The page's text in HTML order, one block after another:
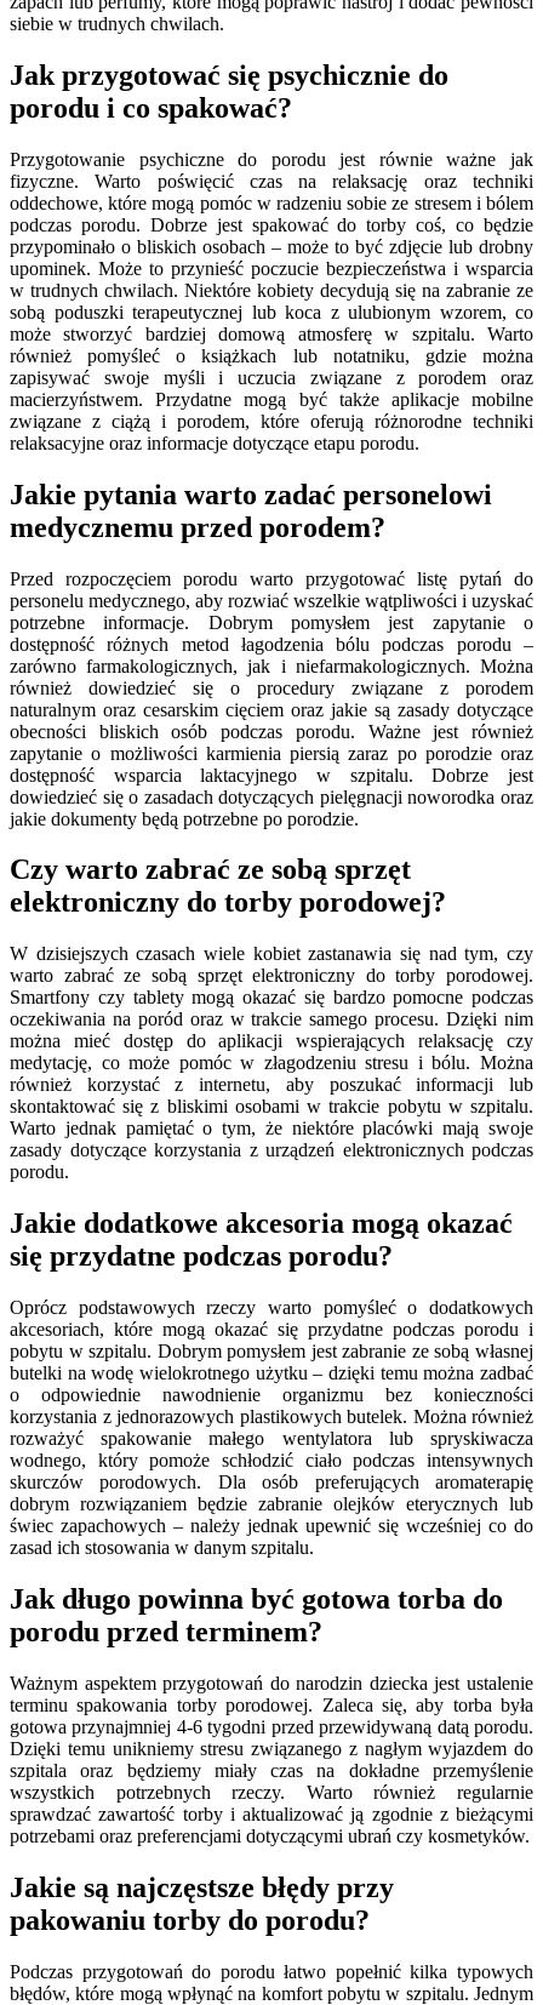
siebie w trudnych chwilach.
Jak przygotować się psychicznie do
porodu i co spakować?
Przygotowanie psychiczne do porodu jest równie ważne jak
fizyczne. Warto poświęcić czas na relaksację oraz techniki
oddechowe, które mogą pomóc w radzeniu sobie ze stresem i bólem
podczas porodu. Dobrze jest spakować do torby coś, co będzie
przypominało o bliskich osobach – może to być zdjęcie lub drobny
upominek. Może to przynieść poczucie bezpieczeństwa i wsparcia
w trudnych chwilach. Niektóre kobiety decydują się na zabranie ze
sobą poduszki terapeutycznej lub koca z ulubionym wzorem, co
może stworzyć bardziej domową atmosferę w szpitalu. Warto
również pomyśleć o książkach lub notatniku, gdzie można
zapisywać swoje myśli i uczucia związane z porodem oraz
macierzyństwem. Przydatne mogą być także aplikacje mobilne
związane z ciążą i porodem, które oferują różnorodne techniki
relaksacyjne oraz informacje dotyczące etapu porodu.
Jakie pytania warto zadać personelowi
medycznemu przed porodem?
Przed rozpoczęciem porodu warto przygotować listę pytań do
personelu medycznego, aby rozwiać wszelkie wątpliwości i uzyskać
potrzebne informacje. Dobrym pomysłem jest zapytanie o
dostępność różnych metod łagodzenia bólu podczas porodu –
zarówno farmakologicznych, jak i niefarmakologicznych. Można
również dowiedzieć się o procedury związane z porodem
naturalnym oraz cesarskim cięciem oraz jakie są zasady dotyczące
obecności bliskich osób podczas porodu. Ważne jest również
zapytanie o możliwości karmienia piersią zaraz po porodzie oraz
dostępność wsparcia laktacyjnego w szpitalu. Dobrze jest
dowiedzieć się o zasadach dotyczących pielęgnacji noworodka oraz
jakie dokumenty będą potrzebne po porodzie.
Czy warto zabrać ze sobą sprzęt
elektroniczny do torby porodowej?
W dzisiejszych czasach wiele kobiet zastanawia się nad tym, czy
warto zabrać ze sobą sprzęt elektroniczny do torby porodowej.
Smartfony czy tablety mogą okazać się bardzo pomocne podczas
oczekiwania na poród oraz w trakcie samego procesu. Dzięki nim
można mieć dostęp do aplikacji wspierających relaksację czy
medytację, co może pomóc w złagodzeniu stresu i bólu. Można
również korzystać z internetu, aby poszukać informacji lub
skontaktować się z bliskimi osobami w trakcie pobytu w szpitalu.
Warto jednak pamiętać o tym, że niektóre placówki mają swoje
zasady dotyczące korzystania z urządzeń elektronicznych podczas
porodu.
Jakie dodatkowe akcesoria mogą okazać
się przydatne podczas porodu?
Oprócz podstawowych rzeczy warto pomyśleć o dodatkowych
akcesoriach, które mogą okazać się przydatne podczas porodu i
pobytu w szpitalu. Dobrym pomysłem jest zabranie ze sobą własnej
butelki na wodę wielokrotnego użytku – dzięki temu można zadbać
o odpowiednie nawodnienie organizmu bez konieczności
korzystania z jednorazowych plastikowych butelek. Można również
rozważyć spakowanie małego wentylatora lub spryskiwacza
wodnego, który pomoże schłodzić ciało podczas intensywnych
skurczów porodowych. Dla osób preferujących aromaterapię
dobrym rozwiązaniem będzie zabranie olejków eterycznych lub
świec zapachowych – należy jednak upewnić się wcześniej co do
zasad ich stosowania w danym szpitalu.
Jak długo powinna być gotowa torba do
porodu przed terminem?
Ważnym aspektem przygotowań do narodzin dziecka jest ustalenie
terminu spakowania torby porodowej. Zaleca się, aby torba była
gotowa przynajmniej 4-6 tygodni przed przewidywaną datą porodu.
Dzięki temu unikniemy stresu związanego z nagłym wyjazdem do
szpitala oraz będziemy miały czas na dokładne przemyślenie
wszystkich potrzebnych rzeczy. Warto również regularnie
sprawdzać zawartość torby i aktualizować ją zgodnie z bieżącymi
potrzebami oraz preferencjami dotyczącymi ubrań czy kosmetyków.
Jakie są najczęstsze błędy przy
pakowaniu torby do porodu?
Podczas przygotowań do porodu łatwo popełnić kilka typowych
błędów, które mogą wpłynąć na komfort pobytu w szpitalu. Jednym